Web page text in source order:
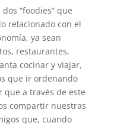
“foodies” que
relacionado con el
ya sean
restaurantes,
cocinar y viajar,
que ir ordenando
que a través de este
compartir nuestras
que, cuando